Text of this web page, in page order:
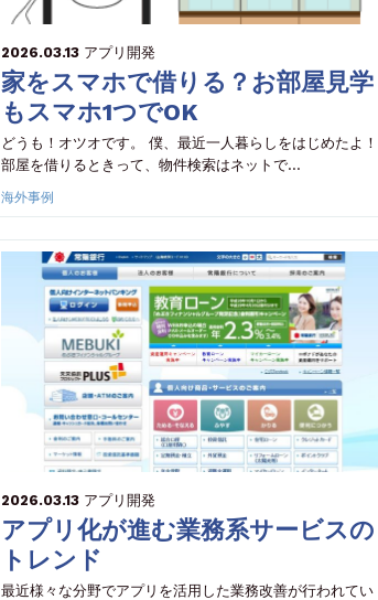
2026.03.13 アプリ開発
家をスマホで借りる？お部屋見学
もスマホ1つでOK
どうも！オツオです。 僕、最近一人暮らしをはじめたよ！
部屋を借りるときって、物件検索はネットで…
海外事例
2026.03.13 アプリ開発
アプリ化が進む業務系サービスの
トレンド
最近様々な分野でアプリを活用した業務改善が行われてい